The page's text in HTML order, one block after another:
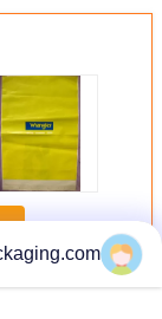
بیشBags